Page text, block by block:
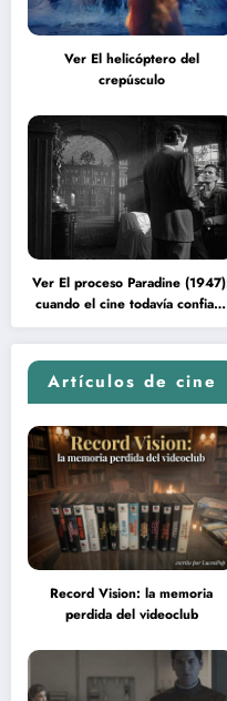
Ver El helicóptero del
crepúsculo
Ver El proceso Paradine
cuando el cine todavía confiaba
en la inteligencia del
Artículos de cine
Record Vision: la memoria
perdida del videoclub